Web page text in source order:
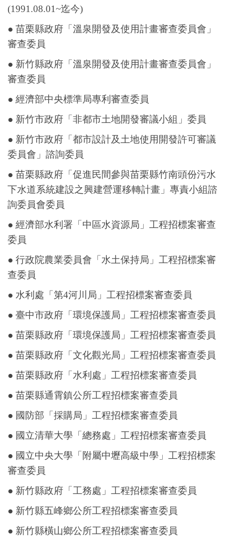
(1991.08.01~迄今)
● 苗栗縣政府「溫泉開發及使用計畫審查委員會」
審查委員
● 新竹縣政府「溫泉開發及使用計畫審查委員會」
審查委員
● 經濟部中央標準局專利審查委員
● 新竹市政府「非都市土地開發審議小組」委員
● 新竹市政府「都市設計及土地使用開發許可審議
委員會」諮詢委員
● 苗栗縣政府「促進民間參與苗栗縣竹南頭份污水
下水道系統建設之興建營運移轉計畫」專責小組諮
詢委員會委員
● 經濟部水利署「中區水資源局」工程招標案審查
委員
● 行政院農業委員會「水土保持局」工程招標案審
查委員
● 水利處「第4河川局」工程招標案審查委員
● 臺中市政府「環境保護局」工程招標案審查委員
● 苗栗縣政府「環境保護局」工程招標案審查委員
● 苗栗縣政府「文化觀光局」工程招標案審查委員
● 苗栗縣政府「水利處」工程招標案審查委員
● 苗栗縣通霄鎮公所工程招標案審查委員
● 國防部「採購局」工程招標案審查委員
● 國立清華大學「總務處」工程招標案審查委員
● 國立中央大學「附屬中壢高級中學」工程招標案
審查委員
● 新竹縣政府「工務處」工程招標案審查委員
● 新竹縣五峰鄉公所工程招標案審查委員
● 新竹縣橫山鄉公所工程招標案審查委員